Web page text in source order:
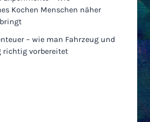
Kochen Menschen näher
– wie man Fahrzeug und
richtig vorbereitet